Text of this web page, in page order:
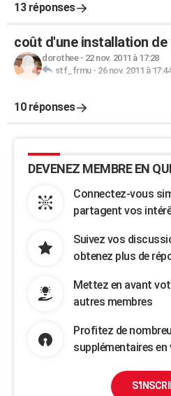
13 réponses
coût d'une installation de
dorothee- 22 nov. 2011 à 17:28
stf_frmu- 26 nov. 2011 à 17:44
10 réponses
DEVENEZ MEMBRE EN
Connectez-vous
partagent vos
Suivez vos
obtenez plus de
Mettez en avant
autres membres
Profitez de
supplémentaires